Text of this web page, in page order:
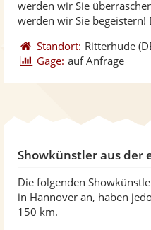
werden wir Sie
werden wir Sie begeistern!
Standort: Ritterhude
Gage: auf Anfrage
Showkünstler aus der
Die folgenden
in Hannover an, haben
150 km.